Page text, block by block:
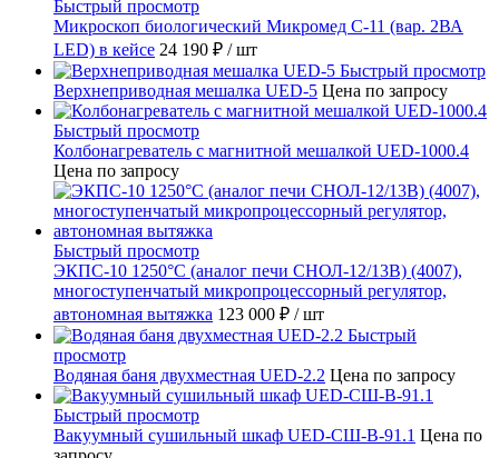
Быстрый просмотр
Микроскоп биологический Микромед С-11 (вар. 2ВА
LED) в кейсе 24 190 ₽ / шт
Быстрый просмотр
Верхнеприводная мешалка UED-5 Цена по запросу
Быстрый просмотр
Колбонагреватель с магнитной мешалкой UED-1000.4
Цена по запросу
Быстрый просмотр
ЭКПС-10 1250°С (аналог печи СНОЛ-12/13В) (4007),
многоступенчатый микропроцессорный регулятор,
автономная вытяжка 123 000 ₽ / шт
Быстрый
просмотр
Водяная баня двухместная UED-2.2 Цена по запросу
Быстрый просмотр
Вакуумный сушильный шкаф UED-СШ-В-91.1 Цена по